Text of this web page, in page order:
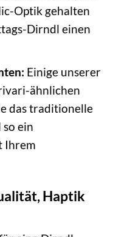
Optik gehalten
Dirndl einen
Einige unserer
ähnlichen
das traditionelle
ein
Ihrem
Haptik